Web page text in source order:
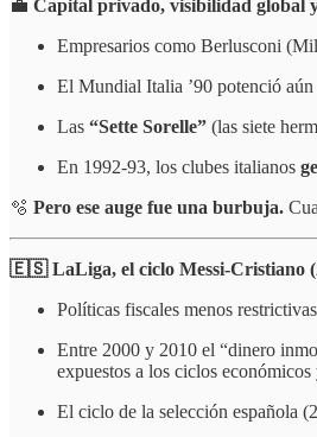
💼 Capital privado, visibilidad global
Empresarios como Berlusconi
El Mundial Italia ’90 potenció aún
Las “Sette Sorelle” (las siete
En 1992-93, los clubes italianos
🫧 Pero ese auge fue una burbuja.
🇪🇸 LaLiga, el ciclo Messi-Cristiano
Políticas fiscales menos
Entre 2000 y 2010 el “dinero
expuestos a los ciclos económicos
El ciclo de la selección española